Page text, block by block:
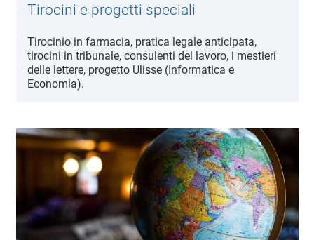
Tirocini e progetti speciali
Tirocinio in farmacia, pratica legale anticipata,
tirocini in tribunale, consulenti del lavoro, i mestieri
delle lettere, progetto Ulisse (Informatica e
Economia).